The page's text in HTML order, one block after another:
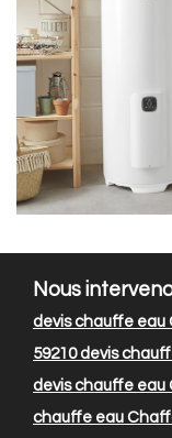
Nous
devis chauffe eau
59210devis
devis chauffe eau
chauffe eau